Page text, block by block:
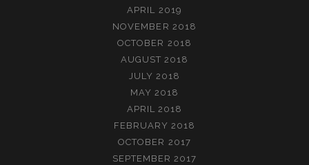
APRIL 2019
NOVEMBER 2018
OCTOBER 2018
AUGUST 2018
JULY 2018
MAY 2018
APRIL 2018
FEBRUARY 2018
OCTOBER 2017
SEPTEMBER 2017